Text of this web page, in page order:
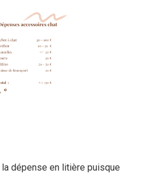
dépense en litière puisque